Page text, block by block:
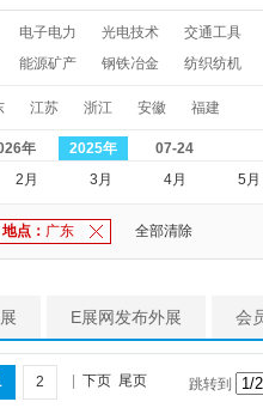
展会会刊 会
电子电力 光电技术
交通工具
能源矿产 钢铁冶金 纺织纺机
江苏 浙江 安徽 福建
年 2025年
07-24
2月 3月 4月 5月
地点： 广东 全部清除
E展网发布外展 会
2 下页 尾页 跳转到